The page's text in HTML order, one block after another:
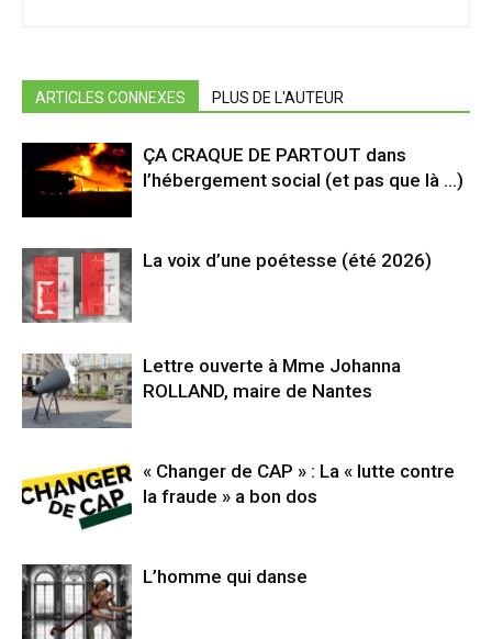
ARTICLES CONNEXES PLUS DE L'AUTEUR
ÇA CRAQUE DE PARTOUT dans
l’hébergement social (et pas que là …)
La voix d’une poétesse (été 2026)
Lettre ouverte à Mme Johanna
ROLLAND, maire de Nantes
« Changer de CAP » : La « lutte contre
la fraude » a bon dos
L’homme qui danse